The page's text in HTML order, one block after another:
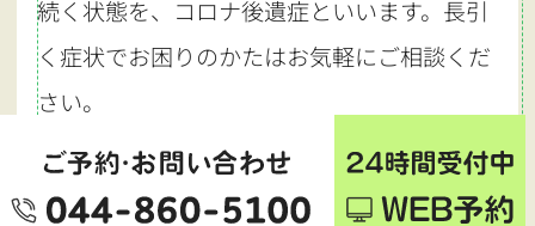
続く状態を、コロナ後遺症といいます。長引
く症状でお困りのかたはお気軽にご相談くだ
さい。